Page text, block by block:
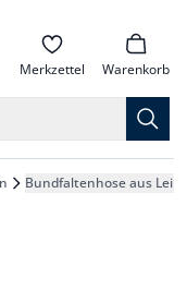
Merkzettel Warenkorb
Bundfaltenhose aus